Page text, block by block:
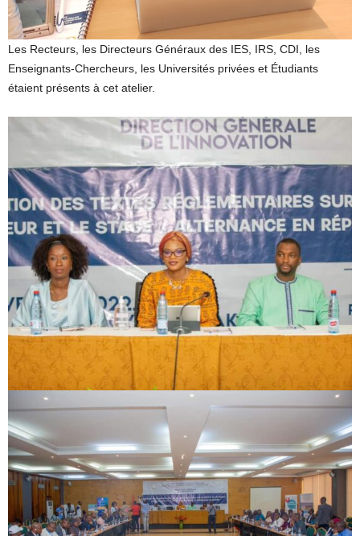
Les Recteurs, les Directeurs Généraux des IES, IRS, CDI, les
Enseignants-Chercheurs, les Universités privées et Étudiants
étaient présents à cet atelier.